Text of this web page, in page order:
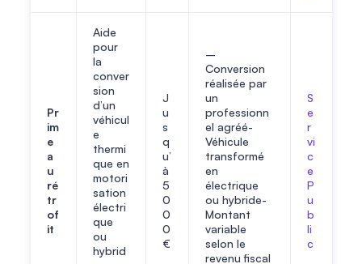
Pr
im
e
a
u
ré
tr
of
it
Aide
pour
la
conver
sion
d’un
véhicul
e
thermi
que en
motori
sation
électri
que
ou
hybrid
J
u
s
q
u’
à
5
0
0
0
€
–
Conversion
réalisée par
un
professionn
el agréé-
Véhicule
transformé
en
électrique
ou hybride-
Montant
variable
selon le
revenu fiscal
S
e
r
vi
c
e
P
u
b
li
c